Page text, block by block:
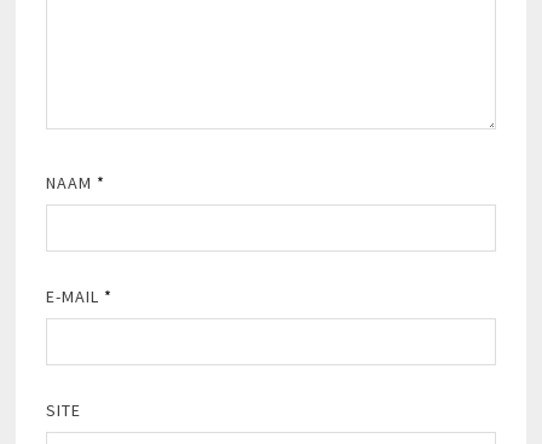
NAAM *
E-MAIL *
SITE